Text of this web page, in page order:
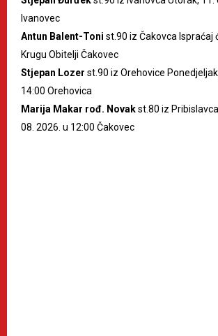
Ivanovec
Antun Balent-Toni st.90 iz Čakovca Ispraćaj
Krugu Obitelji Čakovec
Stjepan Lozer st.90 iz Orehovice
14:00 Orehovica
Marija Makar rođ. Novakst.80 iz
08. 2026. u 12:00 Čakovec